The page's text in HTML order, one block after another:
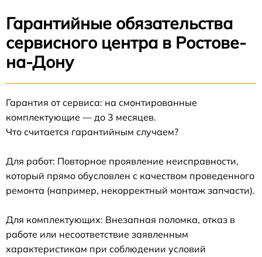
Гарантийные обязательства
сервисного центра в Ростове-
на-Дону
Гарантия от сервиса: на смонтированные
комплектующие — до 3 месяцев.
Что считается гарантийным случаем?
Для работ: Повторное проявление неисправности,
который прямо обусловлен с качеством проведенного
ремонта (например, некорректный монтаж запчасти).
Для комплектующих: Внезапная поломка, отказ в
работе или несоответствие заявленным
характеристикам при соблюдении условий